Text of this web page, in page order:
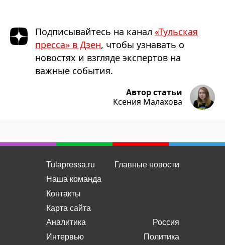
Подписывайтесь на канал «Тульская
пресса» в Дзен, чтобы узнавать о
новостях и взгляде экспертов на
важные события.
Автор статьи
Ксения Малахова
Tulapressa.ru
Наша команда
Контакты
Карта сайта
Главные новости
Аналитика
Интервью
Россия
Политика